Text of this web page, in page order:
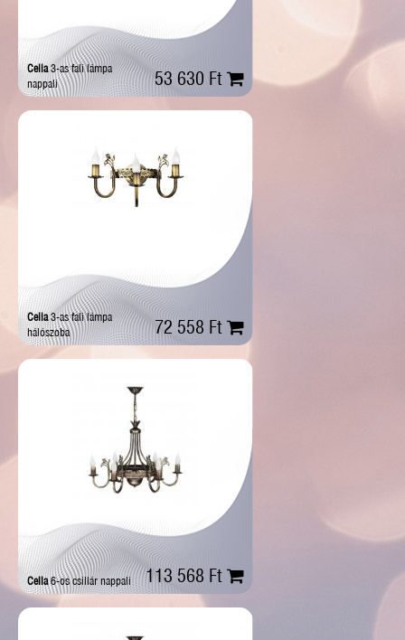
Cella3-as fali lámpa
nappali
53 630 Ft
Cella3-as fali lámpa
hálószoba
72 558 Ft
Cella6-os csillár nappali 113 568 Ft